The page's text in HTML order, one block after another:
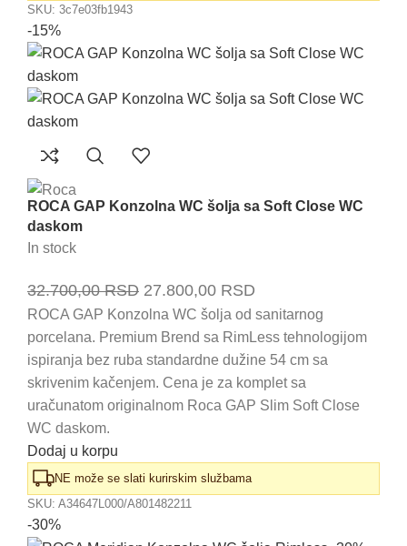
SKU: 3c7e03fb1943
-15%
ROCA GAP Konzolna WC šolja sa Soft Close WC
daskom
In stock
32.700,00RSD Originalna
cena
je
bila:
32.700,00 RSD.
27.800,00 RSD
cena
je:
27.800,00 RSD.
ROCA GAP Konzolna WC šolja od sanitarnog
porcelana. Premium Brend sa RimLess tehnologijom
ispiranja bez ruba standardne dužine 54 cm sa
skrivenim kačenjem. Cena je za komplet sa
uračunatom originalnom Roca GAP Slim Soft Close
WC daskom.
Dodaj u korpu
NE može se slati kurirskim službama
SKU: A34647L000/A801482211
-30%